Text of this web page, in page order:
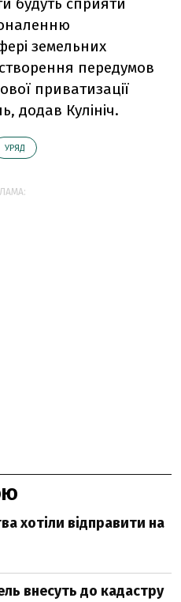
земельних
передумов
приватизації
додав Кулініч.
УРЯД
хотіли відправити на
внесуть до кадастру